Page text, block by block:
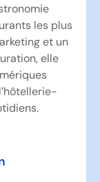
les plus
et un
elle